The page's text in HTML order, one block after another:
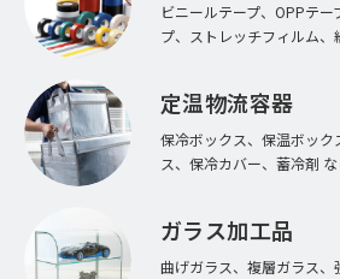
ビニールテープ、OPPテ
プ、ストレッチフィルム、
定温物流容器
保冷ボックス、保温ボッ
ス、保冷カバー、蓄冷剤
ガラス加工品
曲げガラス、複層ガラス、